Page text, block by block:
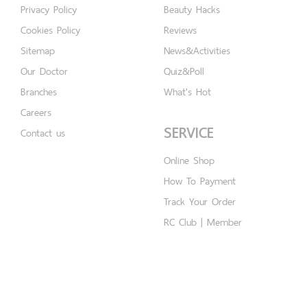
Privacy Policy
Cookies Policy
Sitemap
Our Doctor
Branches
Careers
Contact us
Beauty Hacks
Reviews
News&Activities
Quiz&Poll
What's Hot
SERVICE
Online Shop
How To Payment
Track Your Order
RC Club | Member